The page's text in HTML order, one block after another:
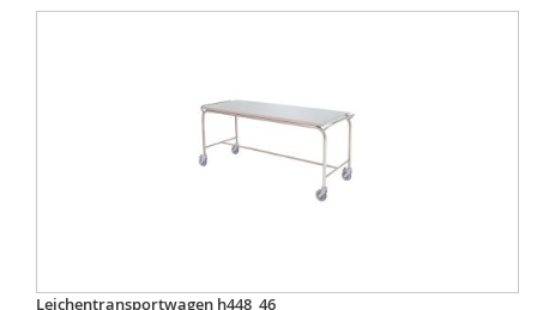
Leichentransportwagen h448_46